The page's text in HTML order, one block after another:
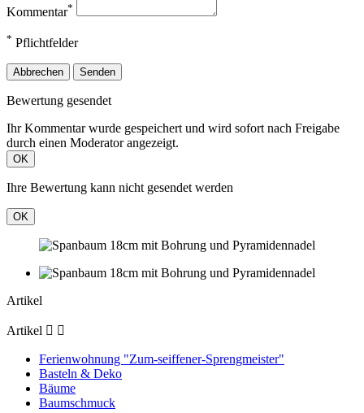
Kommentar*
* Pflichtfelder
Abbrechen Senden
Bewertung gesendet
Ihr Kommentar wurde gespeichert und wird sofort nach Freigabe
durch einen Moderator angezeigt.
OK
Ihre Bewertung kann nicht gesendet werden
OK
Artikel
Artikel  
Ferienwohnung "Zum-seiffener-Sprengmeister"
Basteln & Deko
Bäume
Baumschmuck